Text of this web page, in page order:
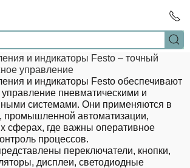
и индикаторы Festo – точный
управление
и индикаторы Festo обеспечивают
пневматическими и
системами. Они применяются в
промышленной автоматизации,
сферах, где важны оперативное
процессов.
переключатели, кнопки,
дисплеи, светодиодные